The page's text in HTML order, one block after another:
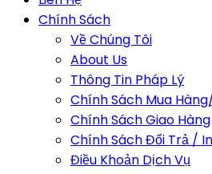
Chính Sách
Về Chúng Tôi
About Us
Thông Tin Pháp Lý
Chính Sách Mua
Chính Sách Giao Hàng
Chính Sách Đổi Trả /
Điều Khoản Dịch Vụ